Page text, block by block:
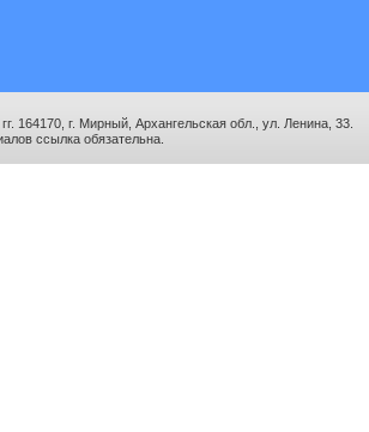
164170, г. Мирный, Архангельская обл., ул. Ленина, 33.
ссылка обязательна.